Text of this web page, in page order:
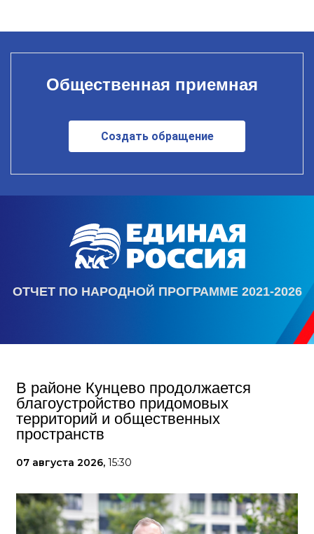
Общественная приемная
Создать обращение
ОТЧЕТ ПО НАРОДНОЙ ПРОГРАММЕ 2021-2026
В районе Кунцево продолжается
благоустройство придомовых
территорий и общественных
пространств
07 августа 2026, 15:30